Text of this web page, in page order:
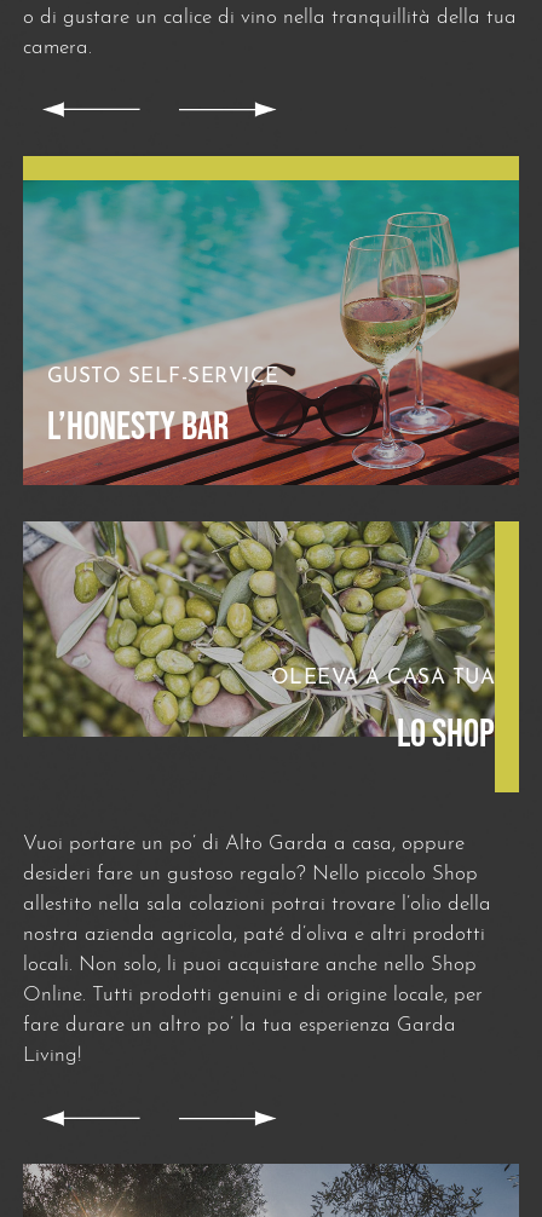
GUSTO SELF-SERVICE
L’HONESTY BAR
o di gustare un calice di vino nella tranquillità della tua
camera.
OLEEVA A CASA TUA
LO SHOP
Vuoi portare un po’ di Alto Garda a casa, oppure
desideri fare un gustoso regalo? Nello piccolo Shop
allestito nella sala colazioni potrai trovare l’olio della
nostra azienda agricola, paté d’oliva e altri prodotti
locali. Non solo, li puoi acquistare anche nello Shop
Online. Tutti prodotti genuini e di origine locale, per
fare durare un altro po’ la tua esperienza Garda
Living!